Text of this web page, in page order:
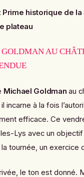
Prime historique de
plateau
AU
Michael Goldman au
il incarne à la fois
efficace. Ce
Lys avec un
la tournée, un exercice
le ton est donné.